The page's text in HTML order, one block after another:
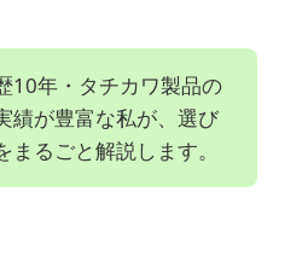
10年・タチカワ製品の
績が豊富な私が、選び
まるごと解説します。